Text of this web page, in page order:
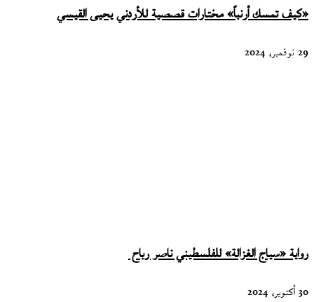
«كيف تمسك أرنباً» مختارات قصصية للأردني يحيى القيسي
29 نوفمبر، 2024
رواية «سياج الغزالة» للفلسطيني ناصر رباح
30 أكتوبر، 2024